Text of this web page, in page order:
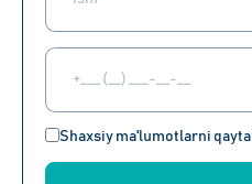
Shaxsiy ma'lumotlarni